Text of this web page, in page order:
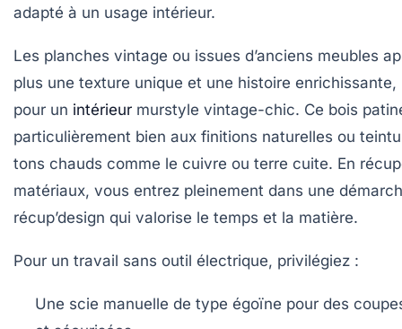
adapté à un usage intérieur.
Les planches vintage ou issues d’anciens meubles
plus une texture unique et une histoire enrichissante,
pour un intérieur murstyle vintage-chic. Ce bois
particulièrement bien aux finitions naturelles ou
tons chauds comme le cuivre ou terre cuite. En
matériaux, vous entrez pleinement dans une
récup’design qui valorise le temps et la matière.
Pour un travail sans outil électrique, privilégiez :
Une scie manuelle de type égoïne pour des